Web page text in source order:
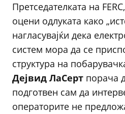
Претседателката на FERC,
оцени одлуката како
нагласувајќи дека
систем мора да се
структура на
Дејвид ЛаСерт порача
подготвен сам да
операторите не